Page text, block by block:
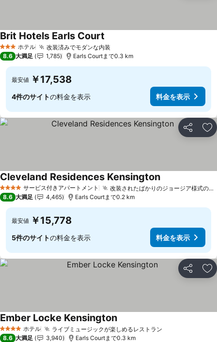
3 ホテルのランク
ホテル 改装済みでモダンな内装
Brit Hotels Earls Court
8.6 大満足 1,785 Earls Courtまで0.3 km
最安値 ￥17,538
4件のサイトの料金を表示 料金を表示
シェア お
4 ホテルのランクサービス付きアパートメント 改装されたばかりのジョージア様式の建物
Cleveland Residences Kensington
8.6 大満足 4,465 Earls Courtまで0.2 km
最安値 ￥15,778
5件のサイトの料金を表示 料金を表示
シェア お
4 ホテルのランク
ホテル ライブミュージックが楽しめるレストラン
Ember Locke Kensington
8.6 大満足 3,940 Earls Courtまで0.3 km